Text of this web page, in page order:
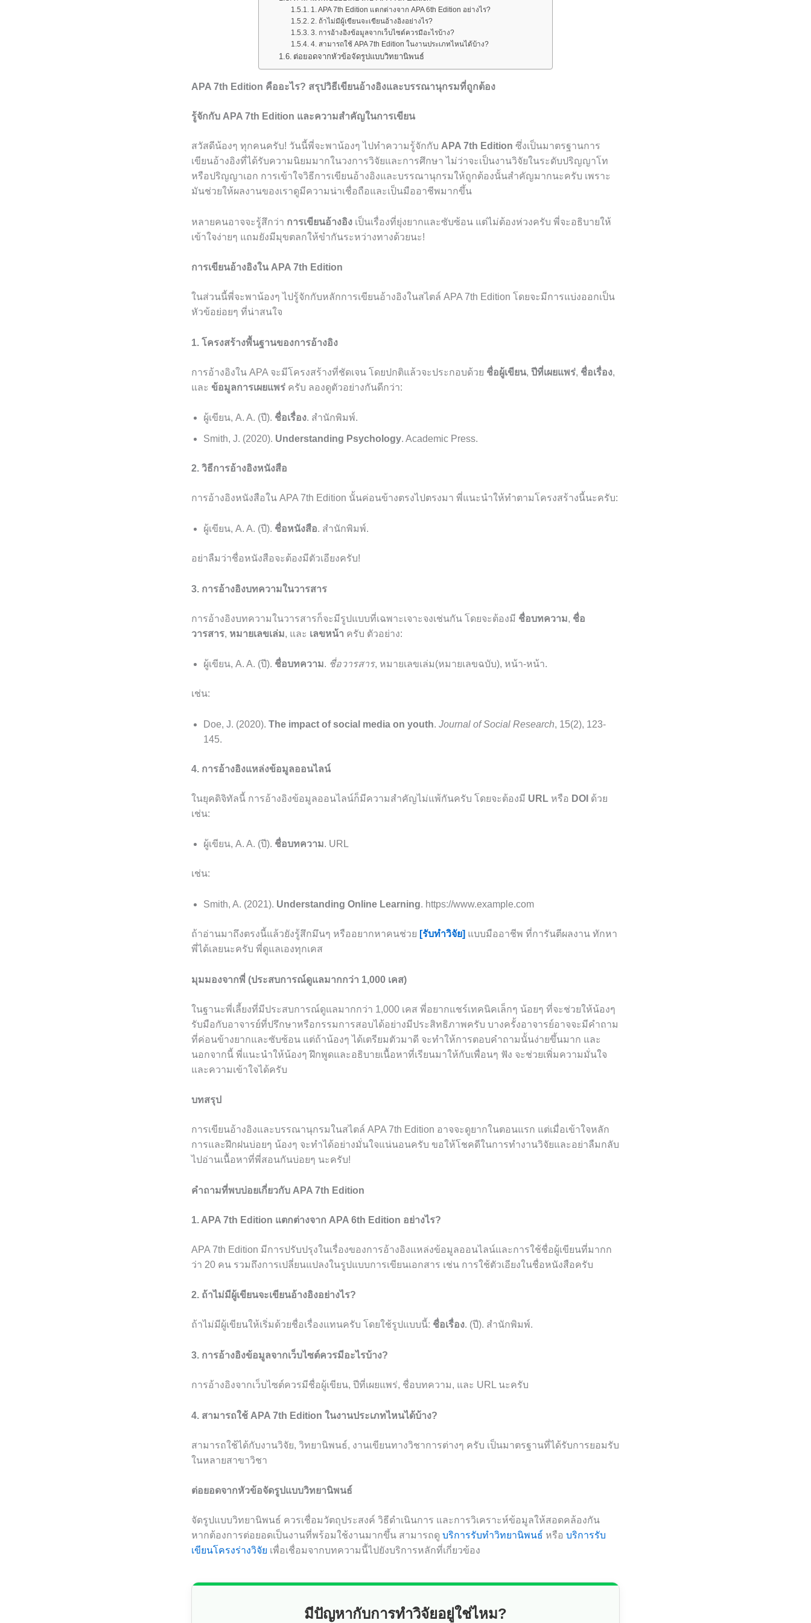
1. APA 7th Edition แตกต่างจาก APA 6th Edition อย่างไร?
2. ถ้าไม่มีผู้เขียนจะเขียนอ้างอิงอย่างไร?
3. การอ้างอิงข้อมูลจากเว็บไซต์ควรมีอะไรบ้าง?
4. สามารถใช้ APA 7th Edition ในงานประเภทไหนได้บ้าง?
ต่อยอดจากหัวข้อจัดรูปแบบวิทยานิพนธ์
APA 7th Edition คืออะไร? สรุปวิธีเขียนอ้างอิงและบรรณานุกรมที่ถูกต้อง
รู้จักกับ APA 7th Edition และความสำคัญในการเขียน
สวัสดีน้องๆ ทุกคนครับ! วันนี้พี่จะพาน้องๆ ไปทำความรู้จักกับ APA 7th Edition ซึ่งเป็นมาตรฐานการ
เขียนอ้างอิงที่ได้รับความนิยมมากในวงการวิจัยและการศึกษา ไม่ว่าจะเป็นงานวิจัยในระดับปริญญาโท
หรือปริญญาเอก การเข้าใจวิธีการเขียนอ้างอิงและบรรณานุกรมให้ถูกต้องนั้นสำคัญมากนะครับ เพราะ
มันช่วยให้ผลงานของเราดูมีความน่าเชื่อถือและเป็นมืออาชีพมากขึ้น
หลายคนอาจจะรู้สึกว่า การเขียนอ้างอิง เป็นเรื่องที่ยุ่งยากและซับซ้อน แต่ไม่ต้องห่วงครับ พี่จะอธิบายให้
เข้าใจง่ายๆ แถมยังมีมุขตลกให้ขำกันระหว่างทางด้วยนะ!
การเขียนอ้างอิงใน APA 7th Edition
ในส่วนนี้พี่จะพาน้องๆ ไปรู้จักกับหลักการเขียนอ้างอิงในสไตล์ APA 7th Edition โดยจะมีการแบ่งออกเป็น
หัวข้อย่อยๆ ที่น่าสนใจ
1. โครงสร้างพื้นฐานของการอ้างอิง
การอ้างอิงใน APA จะมีโครงสร้างที่ชัดเจน โดยปกติแล้วจะประกอบด้วย ชื่อผู้เขียน, ปีที่เผยแพร่, ชื่อเรื่อง,
และ ข้อมูลการเผยแพร่ ครับ ลองดูตัวอย่างกันดีกว่า:
ผู้เขียน, A. A. (ปี). ชื่อเรื่อง. สำนักพิมพ์.
Smith, J. (2020). Understanding Psychology. Academic Press.
2. วิธีการอ้างอิงหนังสือ
การอ้างอิงหนังสือใน APA 7th Edition นั้นค่อนข้างตรงไปตรงมา พี่แนะนำให้ทำตามโครงสร้างนี้นะครับ:
ผู้เขียน, A. A. (ปี). ชื่อหนังสือ. สำนักพิมพ์.
อย่าลืมว่าชื่อหนังสือจะต้องมีตัวเอียงครับ!
3. การอ้างอิงบทความในวารสาร
การอ้างอิงบทความในวารสารก็จะมีรูปแบบที่เฉพาะเจาะจงเช่นกัน โดยจะต้องมี ชื่อบทความ, ชื่อ
วารสาร, หมายเลขเล่ม, และ เลขหน้า ครับ ตัวอย่าง:
ผู้เขียน, A. A. (ปี). ชื่อบทความ. ชื่อวารสาร, หมายเลขเล่ม(หมายเลขฉบับ), หน้า-หน้า.
เช่น:
Doe, J. (2020). The impact of social media on youth. Journal of Social Research, 15(2), 123-
145.
4. การอ้างอิงแหล่งข้อมูลออนไลน์
ในยุคดิจิทัลนี้ การอ้างอิงข้อมูลออนไลน์ก็มีความสำคัญไม่แพ้กันครับ โดยจะต้องมี URL หรือ DOI ด้วย
เช่น:
ผู้เขียน, A. A. (ปี). ชื่อบทความ. URL
เช่น:
Smith, A. (2021). Understanding Online Learning. https://www.example.com
ถ้าอ่านมาถึงตรงนี้แล้วยังรู้สึกมึนๆ หรืออยากหาคนช่วย [รับทำวิจัย] แบบมืออาชีพ ที่การันตีผลงาน ทักหา
พี่ได้เลยนะครับ พี่ดูแลเองทุกเคส
มุมมองจากพี่ (ประสบการณ์ดูแลมากกว่า 1,000 เคส)
ในฐานะพี่เลี้ยงที่มีประสบการณ์ดูแลมากกว่า 1,000 เคส พี่อยากแชร์เทคนิคเล็กๆ น้อยๆ ที่จะช่วยให้น้องๆ
รับมือกับอาจารย์ที่ปรึกษาหรือกรรมการสอบได้อย่างมีประสิทธิภาพครับ บางครั้งอาจารย์อาจจะมีคำถาม
ที่ค่อนข้างยากและซับซ้อน แต่ถ้าน้องๆ ได้เตรียมตัวมาดี จะทำให้การตอบคำถามนั้นง่ายขึ้นมาก และ
นอกจากนี้ พี่แนะนำให้น้องๆ ฝึกพูดและอธิบายเนื้อหาที่เรียนมาให้กับเพื่อนๆ ฟัง จะช่วยเพิ่มความมั่นใจ
และความเข้าใจได้ครับ
บทสรุป
การเขียนอ้างอิงและบรรณานุกรมในสไตล์ APA 7th Edition อาจจะดูยากในตอนแรก แต่เมื่อเข้าใจหลัก
การและฝึกฝนบ่อยๆ น้องๆ จะทำได้อย่างมั่นใจแน่นอนครับ ขอให้โชคดีในการทำงานวิจัยและอย่าลืมกลับ
ไปอ่านเนื้อหาที่พี่สอนกันบ่อยๆ นะครับ!
คำถามที่พบบ่อยเกี่ยวกับ APA 7th Edition
1. APA 7th Edition แตกต่างจาก APA 6th Edition อย่างไร?
APA 7th Edition มีการปรับปรุงในเรื่องของการอ้างอิงแหล่งข้อมูลออนไลน์และการใช้ชื่อผู้เขียนที่มากก
ว่า 20 คน รวมถึงการเปลี่ยนแปลงในรูปแบบการเขียนเอกสาร เช่น การใช้ตัวเอียงในชื่อหนังสือครับ
2. ถ้าไม่มีผู้เขียนจะเขียนอ้างอิงอย่างไร?
ถ้าไม่มีผู้เขียนให้เริ่มด้วยชื่อเรื่องแทนครับ โดยใช้รูปแบบนี้: ชื่อเรื่อง. (ปี). สำนักพิมพ์.
3. การอ้างอิงข้อมูลจากเว็บไซต์ควรมีอะไรบ้าง?
การอ้างอิงจากเว็บไซต์ควรมีชื่อผู้เขียน, ปีที่เผยแพร่, ชื่อบทความ, และ URL นะครับ
4. สามารถใช้ APA 7th Edition ในงานประเภทไหนได้บ้าง?
สามารถใช้ได้กับงานวิจัย, วิทยานิพนธ์, งานเขียนทางวิชาการต่างๆ ครับ เป็นมาตรฐานที่ได้รับการยอมรับ
ในหลายสาขาวิชา
ต่อยอดจากหัวข้อจัดรูปแบบวิทยานิพนธ์
จัดรูปแบบวิทยานิพนธ์ ควรเชื่อมวัตถุประสงค์ วิธีดำเนินการ และการวิเคราะห์ข้อมูลให้สอดคล้องกัน
หากต้องการต่อยอดเป็นงานที่พร้อมใช้งานมากขึ้น สามารถดู บริการรับทำวิทยานิพนธ์ หรือ บริการรับ
เขียนโครงร่างวิจัย เพื่อเชื่อมจากบทความนี้ไปยังบริการหลักที่เกี่ยวข้อง
มีปัญหากับการทำวิจัยอยู่ใช่ไหม?